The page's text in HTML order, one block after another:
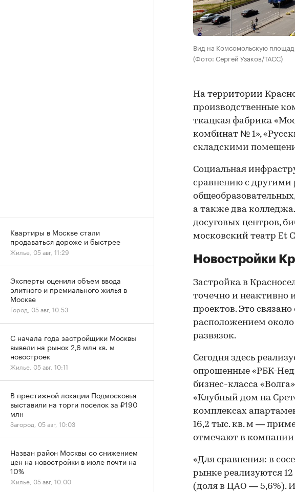
Вид на Комсомольскую
(Фото: Сергей Узаков/ТАСС)
На территории
производственные
ткацкая фабрика
комбинат № 1»,
складскими
Социальная
сравнению с другими
а также два
досуговых центров,
московский театр Et
Новостройки
Застройка в
точечно и неактивно
проектов. Это
расположением
развязок.
Сегодня здесь
опрошенные «РБК-
бизнес-класса
«Клубный дом на
комплексах
16,2 тыс. кв. м —
отмечают в компании
«Для сравнения: в
рынке реализуются
(доля в ЦАО — 5,6%).
Квартиры в Москве стали
продаваться дороже и быстрее
Жилье, 05 авг, 11:29
Эксперты оценили объем ввода
элитного и премиального жилья в
Москве
Город, 05 авг, 10:53
С начала года застройщики Москвы
вывели на рынок 2,6 млн кв. м
новостроек
Жилье, 05 авг, 10:11
В престижной локации Подмосковья
выставили на торги поселок за ₽190
млн
Загород, 05 авг, 10:03
Назван район Москвы со снижением
цен на новостройки в июле почти на
10%
Жилье, 05 авг, 10:00